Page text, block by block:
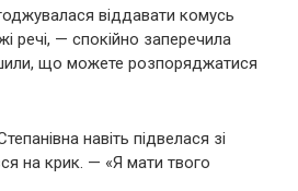
віддавати комусь
речі, — спокійно заперечила
що можете розпоряджатися
навіть підвелася зі
на крик. — «Я мати твого